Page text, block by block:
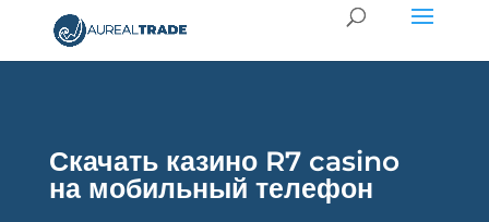
Скачать казино R7 casino
на мобильный телефон